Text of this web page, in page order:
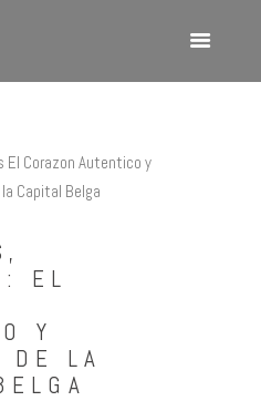
CON BETSY
EL
Y
DE LA